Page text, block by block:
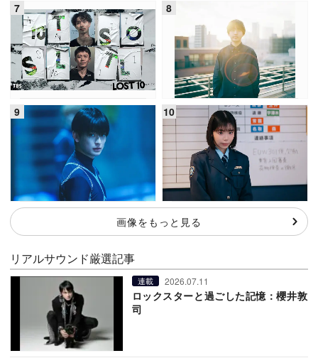
画像をもっと見る
リアルサウンド厳選記事
連載 2026.07.11
ロックスターと過ごした記憶：櫻井敦
司